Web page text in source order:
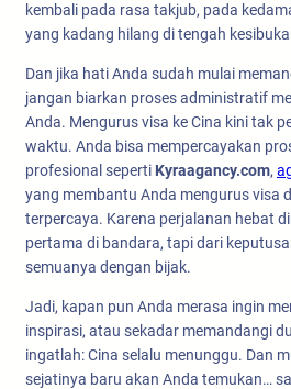
kembali pada rasa takjub, pada
yang kadang hilang di tengah
Dan jika hati Anda sudah mulai
jangan biarkan proses administratif
Anda. Mengurus visa ke Cina kini tak
waktu. Anda bisa mempercayakan
profesional seperti Kyraagancy.com,
yang membantu Anda mengurus visa
terpercaya. Karena perjalanan hebat
pertama di bandara, tapi dari
semuanya dengan bijak.
Jadi, kapan pun Anda merasa ingin
inspirasi, atau sekadar memandangi
ingatlah: Cina selalu menunggu. Dan
sejatinya baru akan Anda temukan…